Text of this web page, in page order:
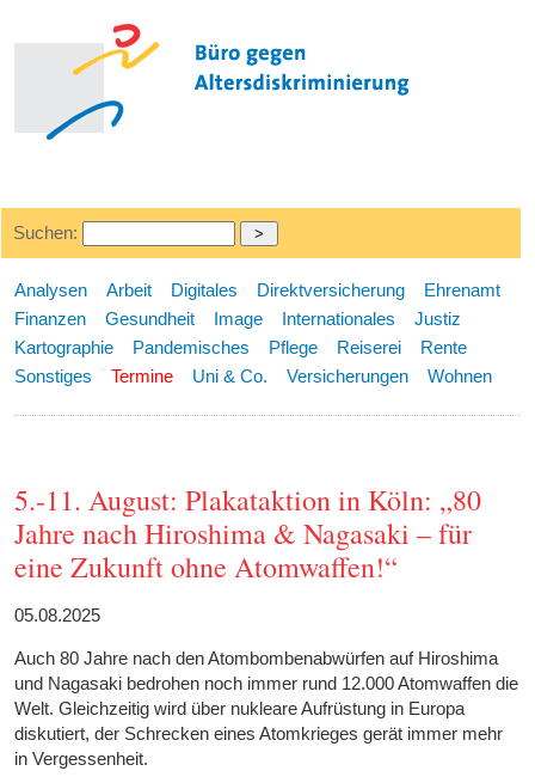
Suchen:
Analysen Arbeit Digitales Direktversicherung
Ehrenamt
Finanzen
Gesundheit Image Internationales
Justiz
Kartographie
Pandemisches Pflege Reiserei
Rente
Sonstiges
Termine Uni & Co. Versicherungen Wohnen
5.-11. August: Plakataktion in Köln: „80
Jahre nach Hiroshima & Nagasaki – für
eine Zukunft ohne Atomwaffen!“
05.08.2025
Auch 80 Jahre nach den Atombombenabwürfen auf Hiroshima
und Nagasaki bedrohen noch immer rund 12.000 Atomwaffen die
Welt. Gleichzeitig wird über nukleare Aufrüstung in Europa
diskutiert, der Schrecken eines Atomkrieges gerät immer mehr
in Vergessenheit.